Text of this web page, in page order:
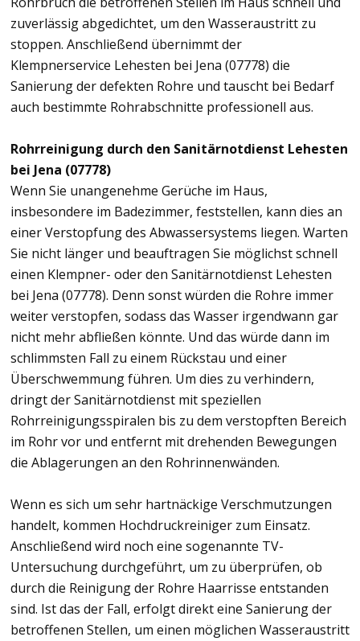
zuverlässig abgedichtet, um den Wasseraustritt zu
stoppen. Anschließend übernimmt der
Klempnerservice Lehesten bei Jena (07778) die
Sanierung der defekten Rohre und tauscht bei Bedarf
auch bestimmte Rohrabschnitte professionell aus.
Rohrreinigung durch den Sanitärnotdienst Lehesten
bei Jena (07778)
Wenn Sie unangenehme Gerüche im Haus,
insbesondere im Badezimmer, feststellen, kann dies an
einer Verstopfung des Abwassersystems liegen. Warten
Sie nicht länger und beauftragen Sie möglichst schnell
einen Klempner- oder den Sanitärnotdienst Lehesten
bei Jena (07778). Denn sonst würden die Rohre immer
weiter verstopfen, sodass das Wasser irgendwann gar
nicht mehr abfließen könnte. Und das würde dann im
schlimmsten Fall zu einem Rückstau und einer
Überschwemmung führen. Um dies zu verhindern,
dringt der Sanitärnotdienst mit speziellen
Rohrreinigungsspiralen bis zu dem verstopften Bereich
im Rohr vor und entfernt mit drehenden Bewegungen
die Ablagerungen an den Rohrinnenwänden.
Wenn es sich um sehr hartnäckige Verschmutzungen
handelt, kommen Hochdruckreiniger zum Einsatz.
Anschließend wird noch eine sogenannte TV-
Untersuchung durchgeführt, um zu überprüfen, ob
durch die Reinigung der Rohre Haarrisse entstanden
sind. Ist das der Fall, erfolgt direkt eine Sanierung der
betroffenen Stellen, um einen möglichen Wasseraustritt